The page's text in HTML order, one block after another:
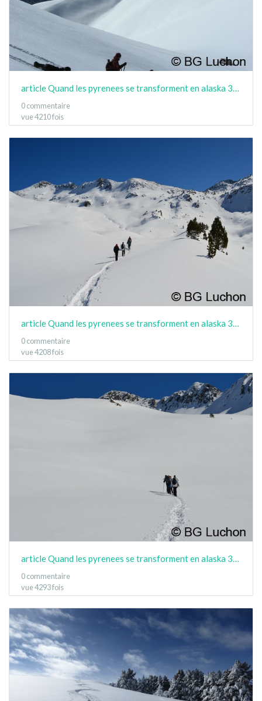
article Quand les pyrenees se transforment en alaska 3-15 20
0 commentaire
vue 4210 fois
article Quand les pyrenees se transforment en alaska 3-15 21
0 commentaire
vue 4208 fois
article Quand les pyrenees se transforment en alaska 3-15 22
0 commentaire
vue 4293 fois